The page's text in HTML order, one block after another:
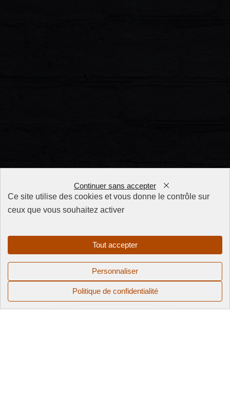
Mentions
légales
Politique de
confidentialité
Ce site utilise des cookies et vous donne le contrôle sur
ceux que vous souhaitez activer
Tout accepter
Continuer sans accepter
Personnaliser
Politique de confidentialité